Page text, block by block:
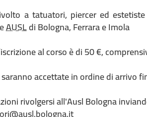
a tatuatori, piercer ed
AUSLdi Bologna, Ferrara e Imola
al corso è di 50 €,
accettate in ordine di arrivo
rivolgersi all'Ausl Bologna